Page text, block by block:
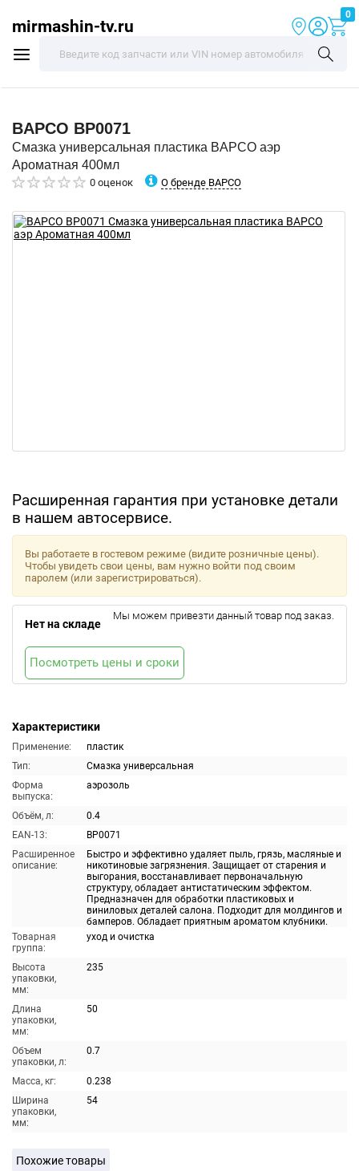
mirmashin-tv.ru
0
BAPCO BP0071
Смазка универсальная пластика BAPCO аэр
Ароматная 400мл
0 оценок О бренде BAPCO
Расширенная гарантия при установке детали
в нашем автосервисе.
Характеристики
Применение:
пластик
Тип:
Смазка универсальная
Форма
выпуска:
аэрозоль
Объём, л:
0.4
EAN-13:
BP0071
Расширенное
описание:
Быстро и эффективно удаляет пыль, грязь, масляные и
никотиновые загрязнения. Защищает от старения и
выгорания, восстанавливает первоначальную
структуру, обладает антистатическим эффектом.
Предназначен для обработки пластиковых и
виниловых деталей салона. Подходит для молдингов и
бамперов. Обладает приятным ароматом клубники.
Товарная
группа:
уход и очистка
Высота
упаковки,
мм:
235
Длина
упаковки,
мм:
50
Объем
упаковки, л:
0.7
Масса, кг:
0.238
Ширина
упаковки,
мм:
54
Вы работаете в гостевом режиме (видите розничные цены).
Чтобы увидеть свои цены, вам нужно войти под своим
паролем (или зарегистрироваться).
Нет на складе
Мы можем привезти данный товар под заказ.
Посмотреть цены и сроки
Похожие товары